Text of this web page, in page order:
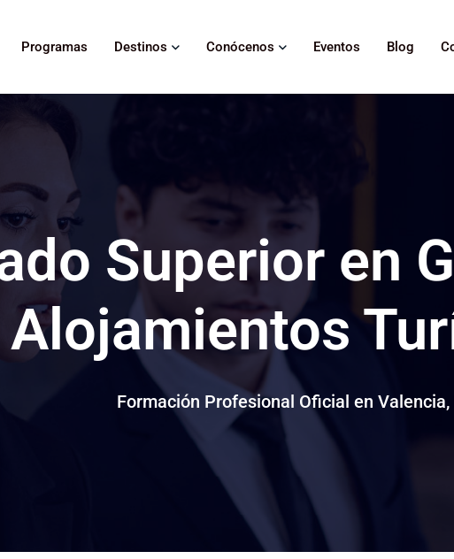
Programas Destinos Conócenos Eventos Blog
Superior en
Alojamientos